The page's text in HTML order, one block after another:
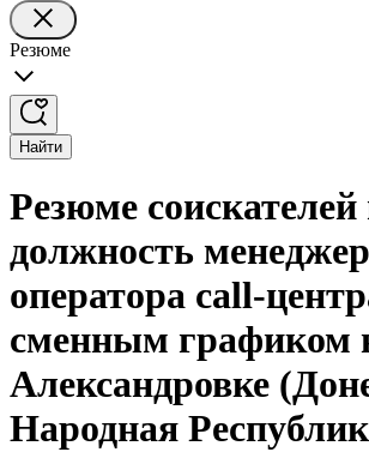
Резюме
Найти
Резюме соискателей
должность
оператора call-
сменным графиком
Александровке
Народная